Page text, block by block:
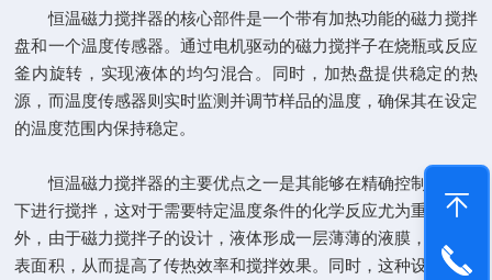
恒温磁力搅拌器的核心部件是一个带有加热功能的磁力搅拌
盘和一个温度传感器。通过电机驱动的磁力搅拌子在烧瓶或反应
釜内旋转，实现液体的均匀混合。同时，加热盘提供稳定的热
源，而温度传感器则实时监测并调节样品的温度，确保其在设定
的温度范围内保持稳定。
恒温磁力搅拌器的主要优点之一是其能够在精确控制的温度
下进行搅拌，这对于需要特定温度条件的化学反应尤为重要。此
外，由于磁力搅拌子的设计，液体形成一层薄薄的液膜，增加了
表面积，从而提高了传热效率和搅拌效果。同时，这种设计也减